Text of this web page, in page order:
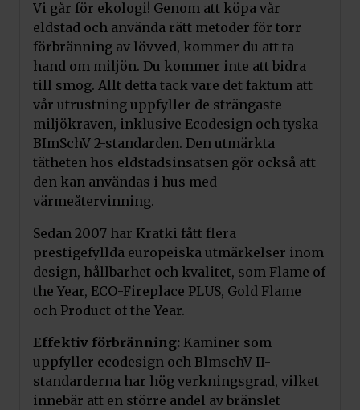
Vi går för ekologi! Genom att köpa vår
eldstad och använda rätt metoder för torr
förbränning av lövved, kommer du att ta
hand om miljön. Du kommer inte att bidra
till smog. Allt detta tack vare det faktum att
vår utrustning uppfyller de strängaste
miljökraven, inklusive Ecodesign och tyska
BImSchV 2-standarden. Den utmärkta
tätheten hos eldstadsinsatsen gör också att
den kan användas i hus med
värmeåtervinning.
Sedan 2007 har Kratki fått flera
prestigefyllda europeiska utmärkelser inom
design, hållbarhet och kvalitet, som Flame of
the Year, ECO-Fireplace PLUS, Gold Flame
och Product of the Year.
Effektiv förbränning: Kaminer som
uppfyller ecodesign och BlmschV II-
standarderna har hög verkningsgrad, vilket
innebär att en större andel av bränslet